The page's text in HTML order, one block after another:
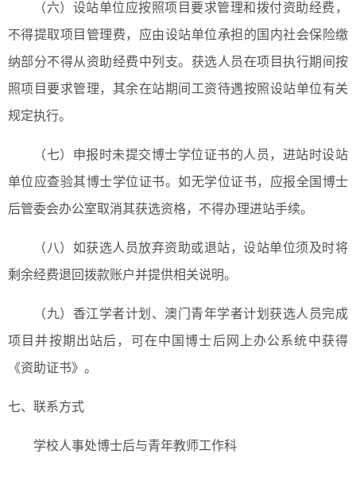
（六）设站单位应按照项目要求管理和拨付资助经费，
不得提取项目管理费，应由设站单位承担的国内社会保险缴
纳部分不得从资助经费中列支。获选人员在项目执行期间按
照项目要求管理，其余在站期间工资待遇按照设站单位有关
规定执行。
（七）申报时未提交博士学位证书的人员，进站时设站
单位应查验其博士学位证书。如无学位证书，应报全国博士
后管委会办公室取消其获选资格，不得办理进站手续。
（八）如获选人员放弃资助或退站，设站单位须及时将
剩余经费退回拨款账户并提供相关说明。
（九）香江学者计划、澳门青年学者计划获选人员完成
项目并按期出站后，可在中国博士后网上办公系统中获得
《资助证书》。
七、联系方式
学校人事处博士后与青年教师工作科